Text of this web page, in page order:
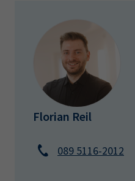
Florian Reil
089 5116-2012